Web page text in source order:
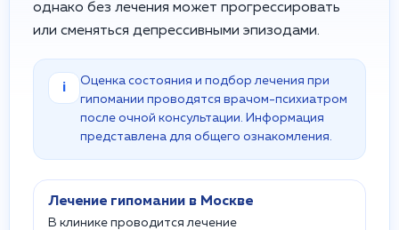
однако без лечения может прогрессировать
или сменяться депрессивными эпизодами.
i
Оценка состояния и подбор лечения при
гипомании проводятся врачом-психиатром
после очной консультации. Информация
представлена для общего ознакомления.
Лечение гипомании в Москве
В клинике проводится лечение